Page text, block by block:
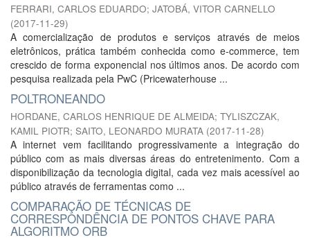
FERRARI, CARLOS EDUARDO; JATOBÁ, VITOR CARNELLO
(2017-11-29)
A comercialização de produtos e serviços através de meios
eletrônicos, prática também conhecida como e-commerce, tem
crescido de forma exponencial nos últimos anos. De acordo com
pesquisa realizada pela PwC (Pricewaterhouse ...
POLTRONEANDO
HORDANE, CARLOS HENRIQUE DE ALMEIDA; TYLISZCZAK,
KAMIL PIOTR; SAITO, LEONARDO MURATA (2017-11-28)
A internet vem facilitando progressivamente a integração do
público com as mais diversas áreas do entretenimento. Com a
disponibilização da tecnologia digital, cada vez mais acessível ao
público através de ferramentas como ...
COMPARAÇÃO DE TÉCNICAS DE
CORRESPONDÊNCIA DE PONTOS CHAVE PARA
ALGORITMO ORB